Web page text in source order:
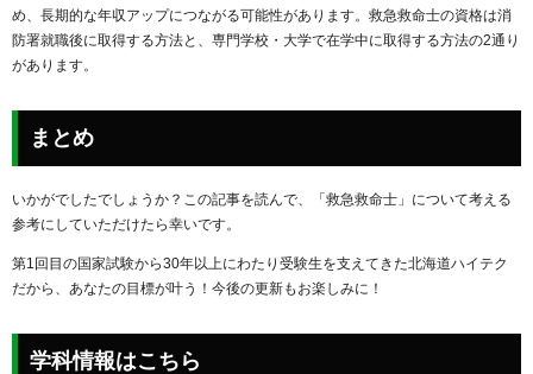
め、長期的な年収アップにつながる可能性があります。救急救命士の資格は消
防署就職後に取得する方法と、専門学校・大学で在学中に取得する方法の2通り
があります。
まとめ
いかがでしたでしょうか？この記事を読んで、「救急救命士」について考える
参考にしていただけたら幸いです。
第1回目の国家試験から30年以上にわたり受験生を支えてきた北海道ハイテク
だから、あなたの目標が叶う！今後の更新もお楽しみに！
学科情報はこちら